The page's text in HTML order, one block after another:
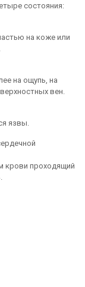
состояния:
на коже или
на ощупь, на
вен.
язвы.
крови проходящий